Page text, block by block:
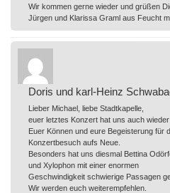
Wir kommen gerne wieder und grüßen
Jürgen und Klarissa Graml aus Feucht
Doris und karl-Heinz
Lieber Michael, liebe Stadtkapelle,
euer letztes Konzert hat uns auch wieder
Euer Können und eure Begeisterung für
Konzertbesuch aufs Neue.
Besonders hat uns diesmal Bettina
und Xylophon mit einer enormen
Geschwindigkeit schwierige Passagen
Wir werden euch weiterempfehlen.